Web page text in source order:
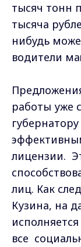
тысяч тонн
тысяча
нибудь
водители
работы уже
лицензии.
лиц. Как
Кузина, на
все